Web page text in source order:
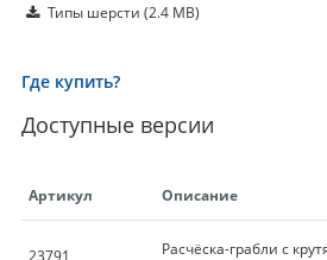
Типы шерсти (2.4 MB)
Где купить?
Доступные версии
Артикул Описание
23791
Расчёска-грабли с